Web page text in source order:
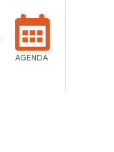
AGENDA